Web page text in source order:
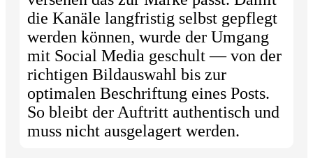
die Kanäle langfristig selbst gepflegt
werden können, wurde der Umgang
mit Social Media geschult — von der
richtigen Bildauswahl bis zur
optimalen Beschriftung eines Posts.
So bleibt der Auftritt authentisch und
muss nicht ausgelagert werden.